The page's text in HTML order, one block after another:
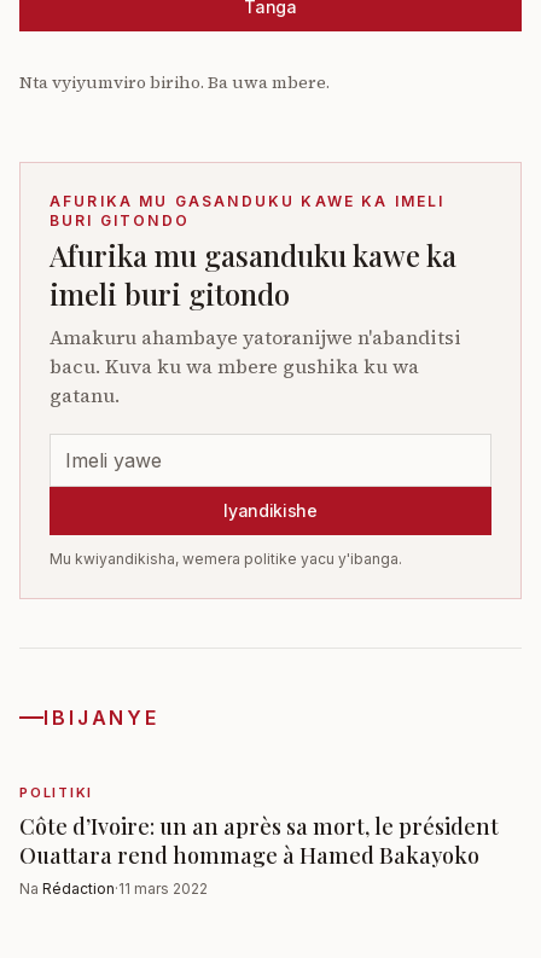
Tanga
Nta vyiyumviro biriho. Ba uwa mbere.
AFURIKA MU GASANDUKU KAWE KA IMELI
BURI GITONDO
Afurika mu gasanduku kawe ka
imeli buri gitondo
Amakuru ahambaye yatoranijwe n'abanditsi
bacu. Kuva ku wa mbere gushika ku wa
gatanu.
Iyandikishe
Mu kwiyandikisha, wemera politike yacu y'ibanga.
IBIJANYE
POLITIKI
Côte d’Ivoire: un an après sa mort, le président
Ouattara rend hommage à Hamed Bakayoko
Na Rédaction·11 mars 2022